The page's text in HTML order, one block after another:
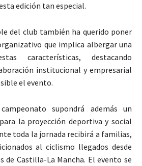
edición tan especial.
del club también ha querido poner
que implica albergar una
características, destacando
institucional y empresarial
el evento.
supondrá además un
la proyección deportiva y social
toda la jornada recibirá a familias,
al ciclismo llegados desde
de Castilla-La Mancha. El evento se